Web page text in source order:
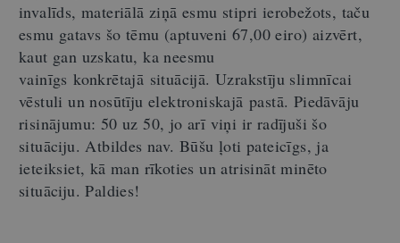
invalīds, materiālā ziņā esmu stipri ierobežots, taču
esmu gatavs šo tēmu (aptuveni 67,00 eiro) aizvērt,
kaut gan uzskatu, ka neesmu
vainīgskonkrētajā situācijā.Uzrakstīju slimnīcai
vēstuli un nosūtīju elektroniskajā pastā. Piedāvāju
risinājumu: 50 uz 50, jo arī viņi ir radījuši šo
situāciju. Atbildes nav. Būšu ļoti pateicīgs, ja
ieteiksiet, kā man rīkoties un atrisināt minēto
situāciju. Paldies!